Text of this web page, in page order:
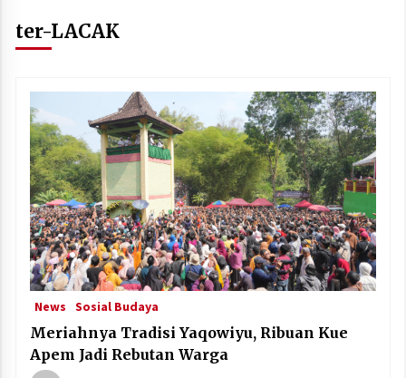
ter-LACAK
News Sosial Budaya
Meriahnya Tradisi Yaqowiyu, Ribuan Kue
Apem Jadi Rebutan Warga